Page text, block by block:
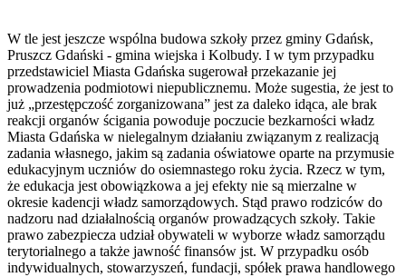
W tle jest jeszcze wspólna budowa szkoły przez gminy Gdańsk,
Pruszcz Gdański - gmina wiejska i Kolbudy. I w tym przypadku
przedstawiciel Miasta Gdańska sugerował przekazanie jej
prowadzenia podmiotowi niepublicznemu. Może sugestia, że jest to
już „przestępczość zorganizowana” jest za daleko idąca, ale brak
reakcji organów ścigania powoduje poczucie bezkarności władz
Miasta Gdańska w nielegalnym działaniu związanym z realizacją
zadania własnego, jakim są zadania oświatowe oparte na przymusie
edukacyjnym uczniów do osiemnastego roku życia. Rzecz w tym,
że edukacja jest obowiązkowa a jej efekty nie są mierzalne w
okresie kadencji władz samorządowych. Stąd prawo rodziców do
nadzoru nad działalnością organów prowadzących szkoły. Takie
prawo zabezpiecza udział obywateli w wyborze władz samorządu
terytorialnego a także jawność finansów jst. W przypadku osób
indywidualnych, stowarzyszeń, fundacji, spółek prawa handlowego